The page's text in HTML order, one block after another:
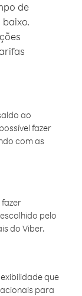
de
ao
fazer
com as
pelo
do Viber.
que
para